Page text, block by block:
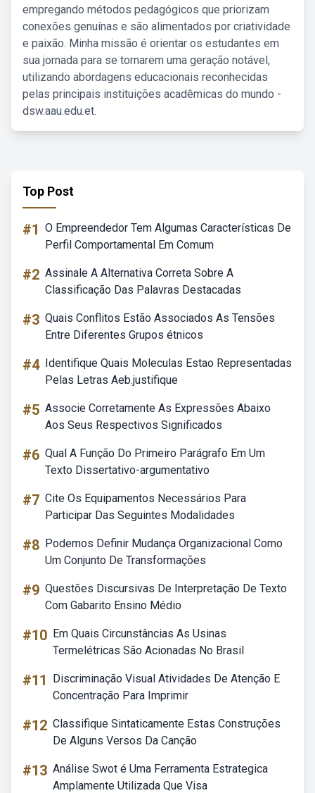
empregando métodos pedagógicos que priorizam
conexões genuínas e são alimentados por criatividade
e paixão. Minha missão é orientar os estudantes em
sua jornada para se tornarem uma geração notável,
utilizando abordagens educacionais reconhecidas
pelas principais instituições acadêmicas do mundo -
dsw.aau.edu.et.
Top Post
#1 O Empreendedor Tem Algumas Características De
Perfil Comportamental Em Comum
#2 Assinale A Alternativa Correta Sobre A
Classificação Das Palavras Destacadas
#3 Quais Conflitos Estão Associados As Tensões
Entre Diferentes Grupos étnicos
#4 Identifique Quais Moleculas Estao Representadas
Pelas Letras Aeb.justifique
#5 Associe Corretamente As Expressões Abaixo
Aos Seus Respectivos Significados
#6 Qual A Função Do Primeiro Parágrafo Em Um
Texto Dissertativo-argumentativo
#7 Cite Os Equipamentos Necessários Para
Participar Das Seguintes Modalidades
#8 Podemos Definir Mudança Organizacional Como
Um Conjunto De Transformações
#9 Questões Discursivas De Interpretação De Texto
Com Gabarito Ensino Médio
#10 Em Quais Circunstâncias As Usinas
Termelétricas São Acionadas No Brasil
#11
Discriminação Visual Atividades De Atenção E
Concentração Para Imprimir
#12 Classifique Sintaticamente Estas Construções
De Alguns Versos Da Canção
#13 Análise Swot é Uma Ferramenta Estrategica
Amplamente Utilizada Que Visa